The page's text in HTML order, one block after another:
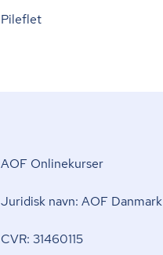
Pileflet
AOF Onlinekurser
Juridisk navn: AOF Danmark
CVR: 31460115